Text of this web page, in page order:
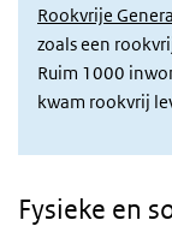
Rookvrije
zoals een
Ruim 1000
kwam rookvrij
Fysieke en